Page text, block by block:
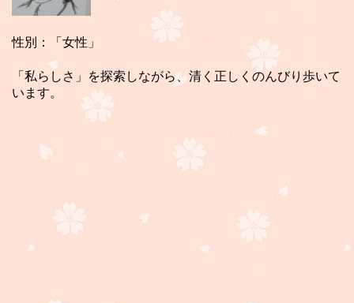
性別：「女性」
「私らしさ」を探索しながら、清く正しくのんびり歩いて
います。